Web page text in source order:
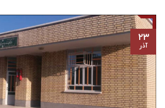
۲۳
آذر